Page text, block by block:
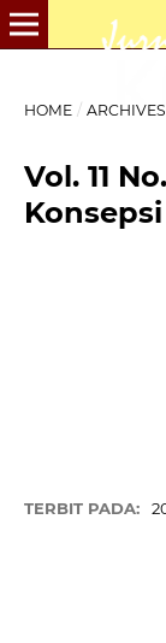
HOME / ARCHIVES
Vol. 11
TERBIT PADA: